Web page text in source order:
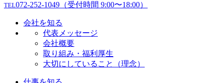
TEL072-252-1049 （受付時間 9:00〜18:00）
会社を知る
代表メッセージ
会社概要
取り組み・福利厚生
大切にしていること（理念）